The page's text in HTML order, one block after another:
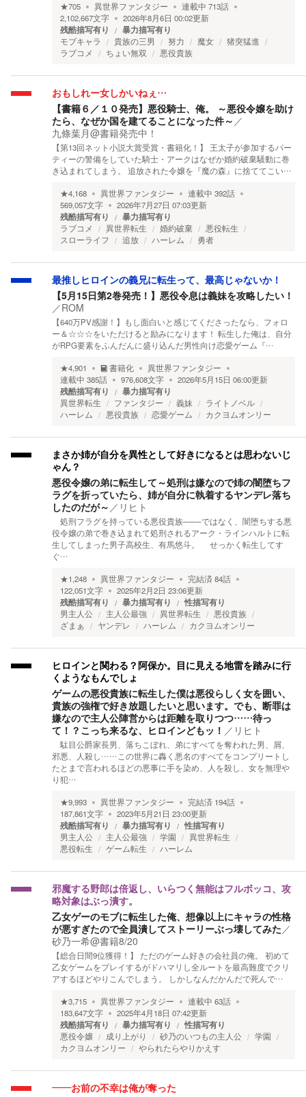
★705 異世界ファンタジー 連載中 713話
2,102,667文字 2026年8月6日 00:02更新
残酷描写有り 暴力描写有り
モブキャラ 貴族の三男 努力 魔女
猪突猛進
ラブコメ
ちょい無双 悪役貴族
おもしれー女しかいねぇ…
【書籍６／１０発売】悪役騎士、俺。 ～悪役令嬢を助け
たら、なぜか国を建てることになった件～ ／
九條葉月@書籍発売中！
【第13回ネット小説大賞受賞・書籍化！】 王太子が参加するパー
ティーの警備をしていた騎士・アークはなぜか婚約破棄騒動に巻
き込まれてしまう。 追放された令嬢を『魔の森』に捨ててこい…
★4,168 異世界ファンタジー 連載中 392話
569,057文字 2026年7月27日 07:03更新
残酷描写有り 暴力描写有り
ラブコメ 異世界転生 婚約破棄
悪役転生
スローライフ
追放 ハーレム 勇者
最推しヒロインの義兄に転生って、最高じゃないか！
【5月15日第2巻発売！】悪役令息は義妹を攻略したい！
／ROM
【640万PV感謝！】もし面白いと感じてくださったなら、フォロ
ー＆☆☆☆をいただけると励みになります！ 転生した俺は、自分
がRPG要素をふんだんに盛り込んだ男性向け恋愛ゲーム『…
★4,901 書籍化
異世界ファンタジー
連載中 385話 976,608文字 2026年5月15日 06:00更新
残酷描写有り 暴力描写有り
異世界転生 ファンタジー 義妹
ライトノベル
ハーレム
悪役貴族 恋愛ゲーム カクヨムオンリー
まさか姉が自分を異性として好きになるとは思わないじ
ゃん？
悪役令嬢の弟に転生して～処刑は嫌なので姉の闇堕ちフ
ラグを折っていたら、姉が自分に執着するヤンデレ落ち
したのだが～ ／ リヒト
処刑フラグを持っている悪役貴族───ではなく、闇堕ちする悪
役令嬢の弟で巻き込まれて処刑されるアーク・ラインハルトに転
生してしまった男子高校生、有馬悠斗。 せっかく転生してす
ぐ…
★1,248 異世界ファンタジー 完結済84話
122,051文字 2025年2月2日 23:06更新
残酷描写有り 暴力描写有り 性描写有り
男主人公 主人公最強 異世界転生
悪役貴族
ざまぁ
ヤンデレ ハーレム カクヨムオンリー
ヒロインと関わる？阿保か。目に見える地雷を踏みに行
くようなもんでしょ
ゲームの悪役貴族に転生した僕は悪役らしく女を囲い、
貴族の強権で好き放題したいと思います。でも、断罪は
嫌なので主人公陣営からは距離を取りつつ……待っ
て！？こっち来るな、ヒロインどもッ！ ／ リヒト
駄目公爵家長男、落ちこぼれ、弟にすべてを奪われた男、屑、
邪悪、人殺し……この世界に轟く悪名のすべてをコンプリートし
たとまで言われるほどの悪事に手を染め、人を殺し、女を無理や
り犯…
★9,993 異世界ファンタジー 完結済 194話
187,861文字 2023年5月21日 23:00更新
残酷描写有り 暴力描写有り 性描写有り
男主人公 主人公最強 学園
異世界転生
悪役転生
ゲーム転生 ハーレム
邪魔する野郎は倍返し、いらつく無能はフルボッコ、攻
略対象はぶっ潰す。
乙女ゲーのモブに転生した俺、想像以上にキャラの性格
が悪すぎたので全員潰してストーリーぶっ壊してみた／
砂乃一希@書籍8/20
【総合日間9位獲得！】 ただのゲーム好きの会社員の俺。 初めて
乙女ゲームをプレイするがドハマリし全ルートを最高難度でクリ
アするほどやりこんでしまう。 しかしなんだかんだで死んで…
★3,715 異世界ファンタジー 連載中 63話
183,647文字 2025年4月18日 07:42更新
残酷描写有り 暴力描写有り 性描写有り
悪役令嬢 成り上がり 砂乃のいつもの主人公
学園
カクヨムオンリー
やられたらやりかえす
――お前の不幸は俺が奪った